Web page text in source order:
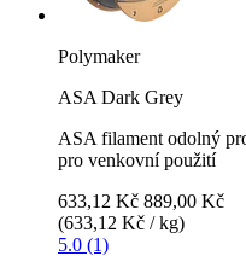
Polymaker
ASA Dark Grey
ASA filament odolný
pro venkovní použití
633,12 Kč 889,00 Kč
(633,12 Kč / kg)
5.0 (1)